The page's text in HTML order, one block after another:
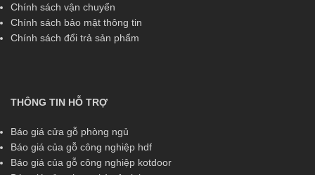
Chính sách vận chuyển
Chính sách bảo mật thông tin
Chính sách đổi trả sản phẩm
THÔNG TIN HỖ TRỢ
Báo giá cửa gỗ phòng ngủ
Báo giá của gỗ công nghiệp hdf
Báo giá của gỗ công nghiệp kotdoor